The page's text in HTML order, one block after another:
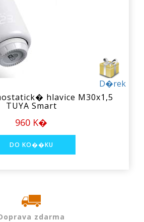
D�rek
hlavice M30x1,5
TUYA Smart
960 K�
zdarma